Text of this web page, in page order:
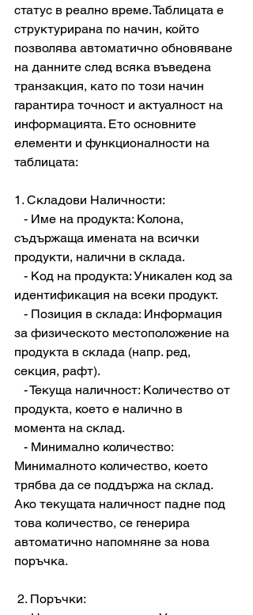
статус в реално време. Таблицата е
структурирана по начин, който
позволява автоматично обновяване
на данните след всяка въведена
транзакция, като по този начин
гарантира точност и актуалност на
информацията. Ето основните
елементи и функционалности на
таблицата:
1. Складови Наличности:
- Име на продукта: Колона,
съдържаща имената на всички
продукти, налични в склада.
- Код на продукта: Уникален код за
идентификация на всеки продукт.
- Позиция в склада: Информация
за физическото местоположение на
продукта в склада (напр. ред,
секция, рафт).
- Текуща наличност: Количество от
продукта, което е налично в
момента на склад.
- Минимално количество:
Минималното количество, което
трябва да се поддържа на склад.
Ако текущата наличност падне под
това количество, се генерира
автоматично напомняне за нова
поръчка.
2. Поръчки: